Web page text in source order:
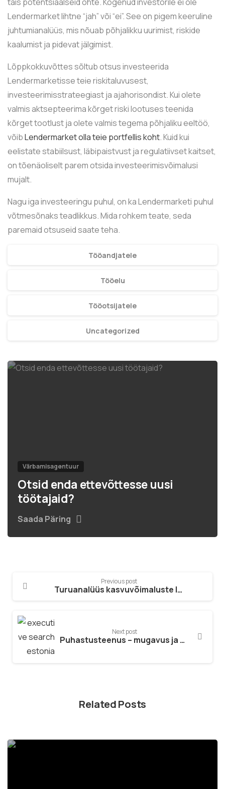
Lendermarket lihtne “jah” või “ei”. See on pigem keeruline
juhtumianalüüs, mis nõuab põhjalikku uurimist, riskide
kaalumist ja pidevat jälgimist.
Lõppkokkuvõttes sõltub otsus investeerida
Lendermarketisse teie riskitaluvusest,
investeerimisstrateegiast ja ajahorisondist. Kui olete
valmis aktsepteerima kõrget riski lootuses teenida
kõrget tootlust ja olete valmis tegema põhjaliku eeltöö,
võibLendermarket olla teie portfellis koht. Kuid kui
eelistate stabiilsust, läbipaistvust ja regulatiivset kaitset,
on tõenäoliselt parem otsida investeerimisvõimalusi
mujalt.
Nagu iga investeeringu puhul, on ka Lendermarketi puhul
võtmesõnaks teadlikkus. Mida rohkem teate, seda
paremaid otsuseid saate teha.
Tööandjatele
Tööelu
Tööotsijatele
Uncategorized
Värbamisagentuur
Otsid enda ettevõttesse uusi
töötajaid?
Saada Päring
Previous post
Turuanalüüs kasvuvõimaluste leidmiseks
Next post
Puhastusteenus – mugavus ja kvaliteet kontoris
Related Posts